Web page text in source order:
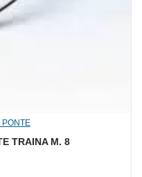
PONTE
TRAINA M. 8